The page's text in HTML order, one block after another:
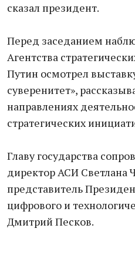
сказал президент.
Перед заседанием
Агентства
Путин осмотрел
суверенитет»,
направлениях
стратегических
Главу государства
директор АСИ Светлана
представитель
цифрового и
Дмитрий Песков.